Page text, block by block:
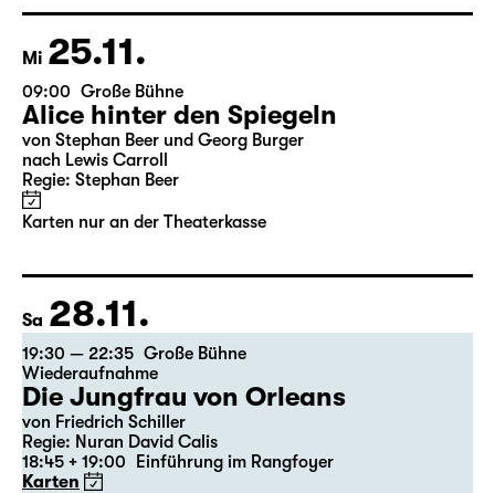
Mi 25.11.
09:00 Große Bühne
Alice hinter den Spiegeln
von Stephan Beer und Georg Burger
nach Lewis Carroll
Regie: Stephan Beer
Karten nur an der Theaterkasse
Sa 28.11.
19:30 — 22:35 Große Bühne
Wiederaufnahme
Die Jungfrau von Orleans
von Friedrich Schiller
Regie: Nuran David Calis
18:45 + 19:00
Einführung im Rangfoyer
Karten